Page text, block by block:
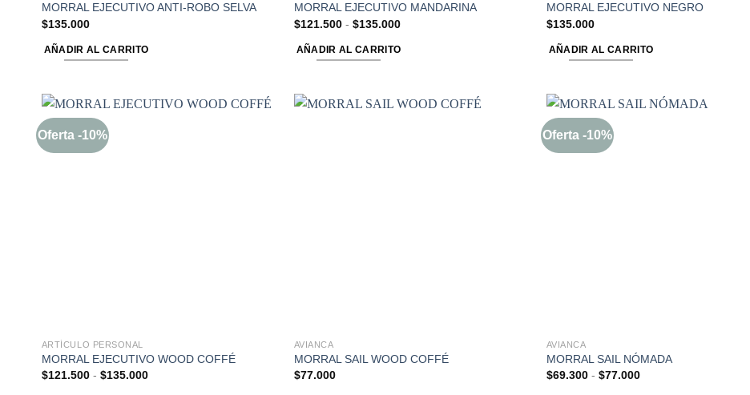
MORRAL EJECUTIVO ANTI-ROBO SELVA
$135.000
AÑADIR AL CARRITO
MORRAL EJECUTIVO MANDARINA
$121.500 - $135.000
AÑADIR AL CARRITO
MORRAL EJECUTIVO NEGRO
$135.000
AÑADIR AL CARRITO
Oferta -10%
ARTÍCULO PERSONAL
MORRAL EJECUTIVO WOOD COFFÉ
$121.500 - $135.000
AVIANCA
MORRAL SAIL WOOD COFFÉ
$77.000
Oferta -10%
AVIANCA
MORRAL SAIL NÓMADA
$69.300 - $77.000